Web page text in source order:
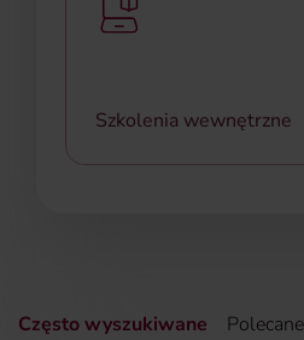
Szkolenia wewnętrzne
Często wyszukiwane Polecane